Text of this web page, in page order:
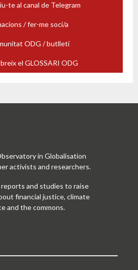
te al canal de Telegram
/ fer-me soci/a
ODG / butlletí
el GLOSSARI ODG
in Globalisation
activists and researchers.
and studies to raise
financial justice, climate
and the commons.